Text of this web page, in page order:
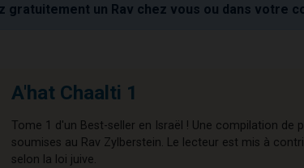
gratuitement un Rav chez vous ou dans votre
A'hat Chaalti 1
Tome 1 d'un Best-seller en Israël ! Une compilation de
soumises au Rav Zylberstein. Le lecteur est mis à
selon la loi juive.